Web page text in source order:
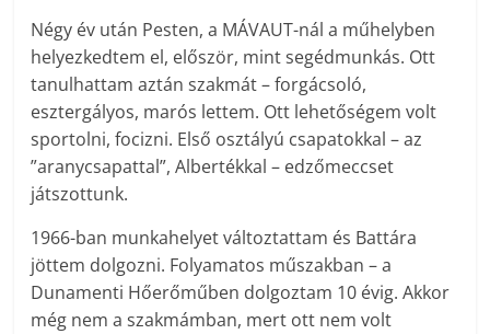
Négy év után Pesten, a MÁVAUT-nál a műhelyben
helyezkedtem el, először, mint segédmunkás. Ott
tanulhattam aztán szakmát – forgácsoló,
esztergályos, marós lettem. Ott lehetőségem volt
sportolni, focizni. Első osztályú csapatokkal – az
”aranycsapattal”, Albertékkal – edzőmeccset
játszottunk.
1966-ban munkahelyet változtattam és Battára
jöttem dolgozni. Folyamatos műszakban – a
Dunamenti Hőerőműben dolgoztam 10 évig. Akkor
még nem a szakmámban, mert ott nem volt